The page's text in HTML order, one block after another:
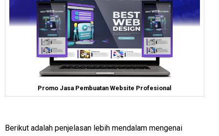
Promo Jasa Pembuatan Website Profesional
Berikut adalah penjelasan lebih mendalam mengenai